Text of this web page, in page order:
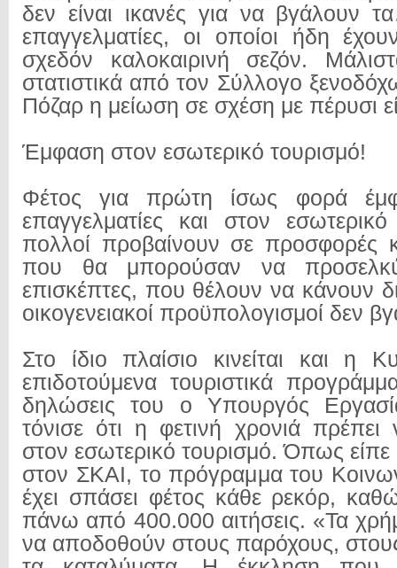
δεν είναι ικανές για να βγάλουν
επαγγελματίες, οι οποίοι ήδη
σχεδόν καλοκαιρινή σεζόν.
στατιστικά από τον Σύλλογο
Πόζαρ η μείωση σε σχέση με πέρυσι
Έμφαση στον εσωτερικό τουρισμό!
Φέτος για πρώτη ίσως φορά
επαγγελματίες και στον
πολλοί προβαίνουν σε προσφορές
που θα μπορούσαν να
επισκέπτες, που θέλουν να κάνουν
οικογενειακοί προϋπολογισμοί δεν
Στο ίδιο πλαίσιο κινείται και η
επιδοτούμενα τουριστικά
δηλώσεις του ο Υπουργός
τόνισε ότι η φετινή χρονιά πρέπει
στον εσωτερικό τουρισμό. Όπως
στον ΣΚΑΙ, το πρόγραμμα του
έχει σπάσει φέτος κάθε ρεκόρ,
πάνω από 400.000 αιτήσεις. «Τα
να αποδοθούν στους παρόχους,